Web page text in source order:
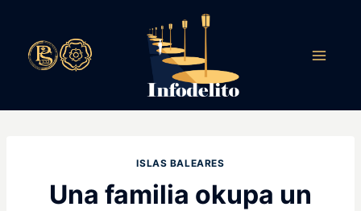
contenido
ISLAS BALEARES
Una familia okupa un